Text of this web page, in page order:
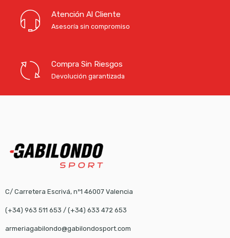
Atención Al Cliente
Asesoría sin compromiso
Compra Sin Riesgos
Devolución garantizada
C/ Carretera Escrivá, nº1 46007 Valencia
(+34) 963 511 653 / (+34) 633 472 653
armeriagabilondo@gabilondosport.com